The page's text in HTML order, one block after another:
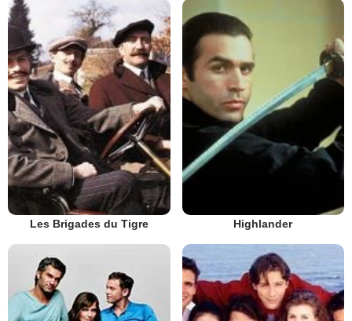
Les Brigades du Tigre Highlander